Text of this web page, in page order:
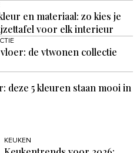
en materiaal: zo kies je
voor elk interieur
de vtwonen collectie
deze 5 kleuren staan mooi in
KEUKEN